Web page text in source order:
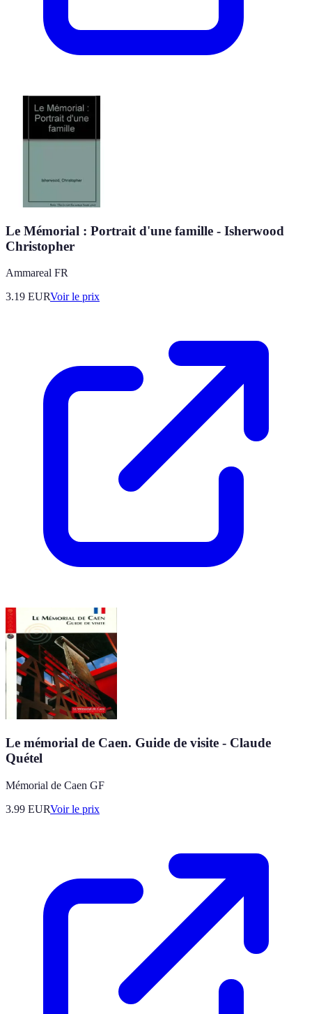
Le Mémorial : Portrait d'une famille - Isherwood
Christopher
Ammareal FR
3.19 EURVoir le prix
Le mémorial de Caen. Guide de visite - Claude
Quétel
Mémorial de Caen GF
3.99 EURVoir le prix